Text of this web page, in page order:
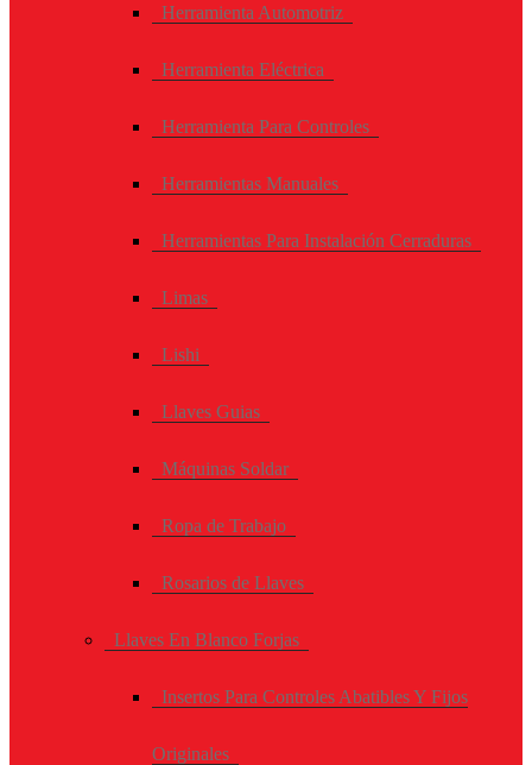
Herramienta Automotriz
Herramienta Eléctrica
Herramienta Para Controles
Herramientas Manuales
Herramientas Para Instalación Cerraduras
Limas
Lishi
Llaves Guias
Máquinas Soldar
Ropa de Trabajo
Rosarios de Llaves
Llaves En Blanco Forjas
Insertos Para Controles Abatibles Y Fijos
Originales